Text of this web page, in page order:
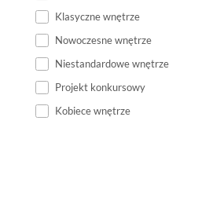
Klasyczne wnętrze
Nowoczesne wnętrze
Niestandardowe wnętrze
Projekt konkursowy
Kobiece wnętrze